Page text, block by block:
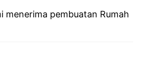
menerima pembuatan Rumah